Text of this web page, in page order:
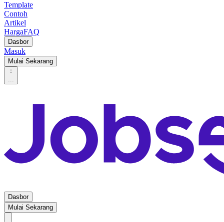
Template
Contoh
Artikel
HargaFAQ
Dasbor
Masuk
Mulai Sekarang
...
Dasbor
Mulai Sekarang